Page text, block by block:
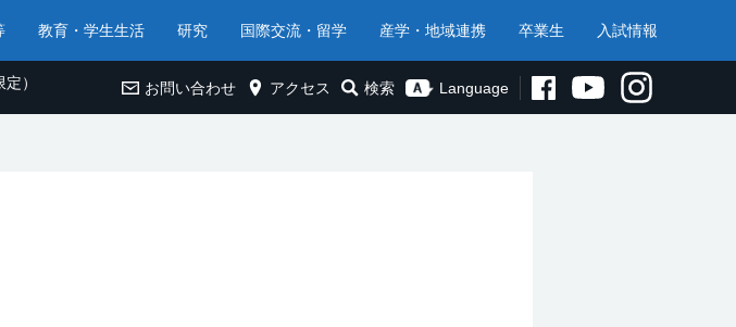
教育・学生生活 研究 国際交流・留学 産学・地域連携 卒業生 入試情報
） お問い合わせ アクセス 検索 Language